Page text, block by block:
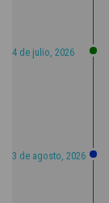
4 de julio, 2026
3 de agosto, 2026